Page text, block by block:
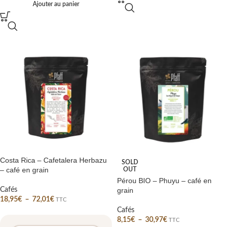
Ajouter au panier
Costa Rica – Cafetalera Herbazu
– café en grain
Cafés
18,95€ – 72,01€ TTC
SOLD
OUT
Pérou BIO – Phuyu – café en
grain
Cafés
8,15€ – 30,97€ TTC